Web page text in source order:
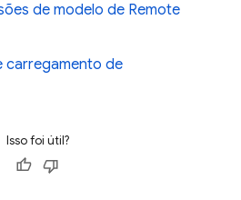
de modelo de Remote
carregamento de
Isso foi útil?